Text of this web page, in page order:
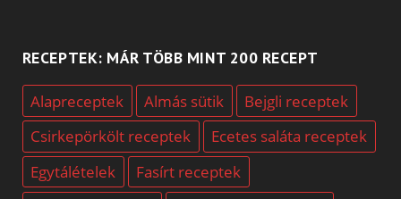
RECEPTEK: MÁR TÖBB MINT 200 RECEPT
Alapreceptek Almás sütik
Bejgli receptek
Csirkepörkölt receptek
Ecetes saláta receptek
Egytálételek
Fasírt receptek